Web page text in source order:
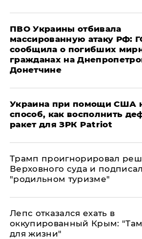
ПВО Украины отбивала
массированную атаку РФ:
сообщила о погибших
гражданах на
Донетчине
Украина при помощи США
способ, как восполнить
ракет для ЗРК Patriot
Трамп проигнорировал
Верховного суда и
"родильном туризме"
Лепс отказался ехать в
оккупированный Крым:
для жизни"